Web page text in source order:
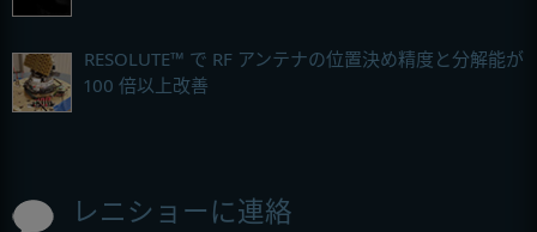
RESOLUTE™ で RF アンテナの位置決め精度と分解能が
100 倍以上改善
レニショーに連絡